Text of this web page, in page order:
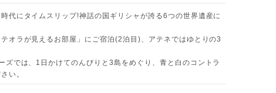
代にタイムスリップ!神話の国ギリシャが誇る6つの世界遺産に
オラが見えるお部屋」にご宿泊(2泊目)、アテネではゆとりの3
ズでは、1日かけてのんびりと3島をめぐり、青と白のコントラ
い。